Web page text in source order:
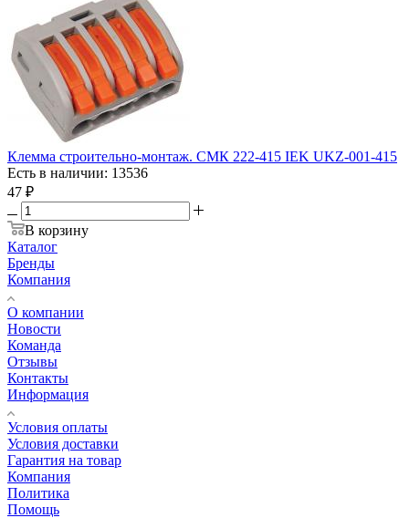
Клемма строительно-монтаж. СМК 222-415 IEK UKZ-001-415
Есть в наличии: 13536
47 ₽
В корзину
Каталог
Бренды
Компания
О компании
Новости
Команда
Отзывы
Контакты
Информация
Условия оплаты
Условия доставки
Гарантия на товар
Компания
Политика
Помощь